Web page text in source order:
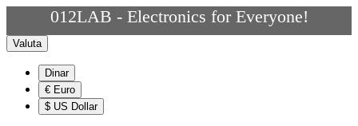
012LAB - Electronics for Everyone!
Valuta
Dinar
€ Euro
$ US Dollar